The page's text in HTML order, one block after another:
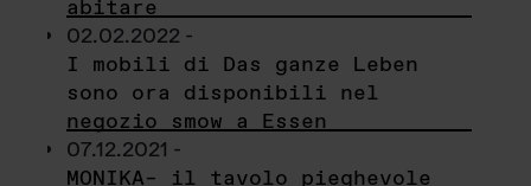
abitare
02.02.2022 -
I mobili di Das ganze Leben
sono ora disponibili nel
negozio smow a Essen
07.12.2021 -
MONIKA– il tavolo pieghevole